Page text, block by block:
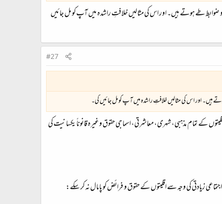
طے ہوتے ہیں۔ اور اس کی مثالیں خلافتِ راشدہ میں آپ کو مل جائیں
#27
اور اس کی مثالیں خلافتِ راشدہ میں آپ کو مل جائیں گی۔
کے تمام مذہبی، شہری، معاشرتی، اسماجی حقوق وغیرہ قانوناً یکسانیت کی
زیادتی کی وجہ سے اقلیتوں کے حقوق و فرائض کو پامال نہ کر سکے: